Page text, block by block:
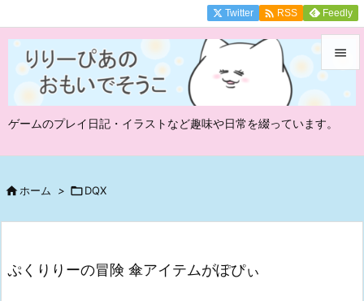
ゲームのプレイ日記・イラストなど趣味や日常を綴っています。

メニュ
Twitter  RSS Feedly
ホーム > DQX
ぷくりりーの冒険 傘アイテムがぽぴぃ